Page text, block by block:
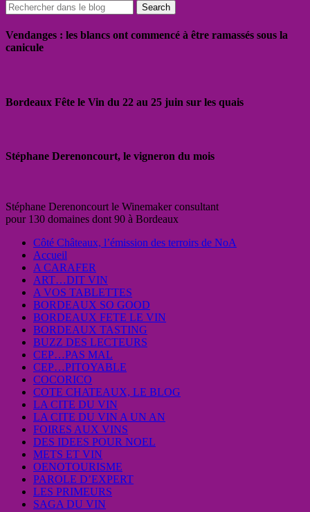
Vendanges : les blancs ont commencé à être ramassés sous la
canicule
Bordeaux Fête le Vin du 22 au 25 juin sur les quais
Stéphane Derenoncourt, le vigneron du mois
Stéphane Derenoncourt le Winemaker consultant
pour 130 domaines dont 90 à Bordeaux
Côté Châteaux, l’émission des terroirs de NoA
Accueil
A CARAFER
ART…DIT VIN
A VOS TABLETTES
BORDEAUX SO GOOD
BORDEAUX FETE LE VIN
BORDEAUX TASTING
BUZZ DES LECTEURS
CEP…PAS MAL
CEP…PITOYABLE
COCORICO
COTE CHATEAUX, LE BLOG
LA CITE DU VIN
LA CITE DU VIN A UN AN
FOIRES AUX VINS
DES IDEES POUR NOEL
METS ET VIN
OENOTOURISME
PAROLE D’EXPERT
LES PRIMEURS
SAGA DU VIN